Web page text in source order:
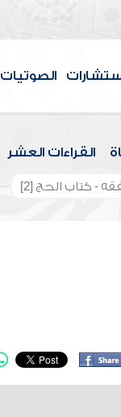
الصوتيات
القراءات العشر
- كتاب الحج [2]